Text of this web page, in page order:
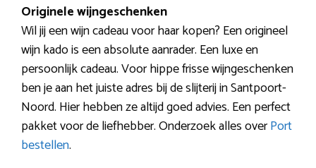
Originele wijngeschenken
Wil jij een wijn cadeau voor haar kopen? Een origineel
wijn kado is een absolute aanrader. Een luxe en
persoonlijk cadeau. Voor hippe frisse wijngeschenken
ben je aan het juiste adres bij de slijterij in Santpoort-
Noord. Hier hebben ze altijd goed advies. Een perfect
pakket voor de liefhebber. Onderzoek alles overPort
bestellen.